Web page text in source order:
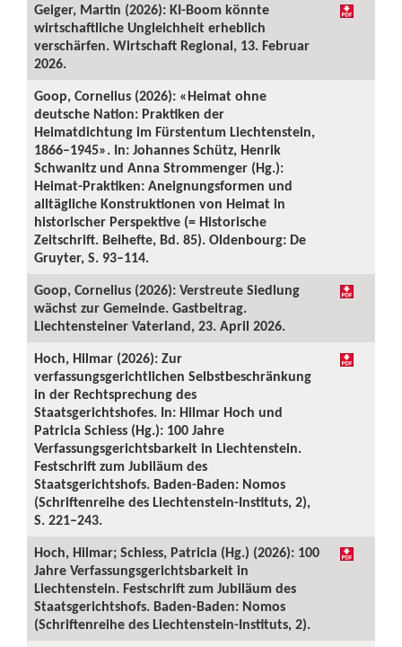
Geiger, Martin (2026): KI-Boom könnte
wirtschaftliche Ungleichheit erheblich
verschärfen. Wirtschaft Regional, 13. Februar
2026.
Goop, Cornelius (2026): «Heimat ohne
deutsche Nation: Praktiken der
Heimatdichtung im Fürstentum Liechtenstein,
1866–1945». In: Johannes Schütz, Henrik
Schwanitz und Anna Strommenger (Hg.):
Heimat-Praktiken: Aneignungsformen und
alltägliche Konstruktionen von Heimat in
historischer Perspektive (= Historische
Zeitschrift. Beihefte, Bd. 85). Oldenbourg: De
Gruyter, S. 93–114.
Goop, Cornelius (2026): Verstreute Siedlung
wächst zur Gemeinde. Gastbeitrag.
Liechtensteiner Vaterland, 23. April 2026.
Hoch, Hilmar (2026): Zur
verfassungsgerichtlichen Selbstbeschränkung
in der Rechtsprechung des
Staatsgerichtshofes. In: Hilmar Hoch und
Patricia Schiess (Hg.): 100 Jahre
Verfassungsgerichtsbarkeit in Liechtenstein.
Festschrift zum Jubiläum des
Staatsgerichtshofs. Baden-Baden: Nomos
(Schriftenreihe des Liechtenstein-Instituts, 2),
S. 221–243.
Hoch, Hilmar; Schiess, Patricia (Hg.) (2026): 100
Jahre Verfassungsgerichtsbarkeit in
Liechtenstein. Festschrift zum Jubiläum des
Staatsgerichtshofs. Baden-Baden: Nomos
(Schriftenreihe des Liechtenstein-Instituts, 2).